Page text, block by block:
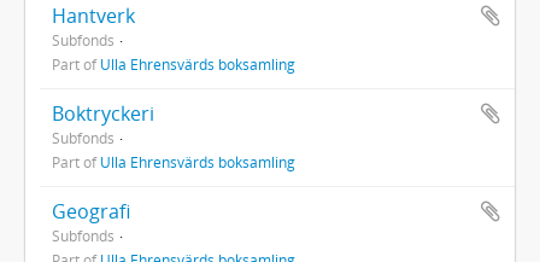
Hantverk
Subfonds
Part ofUlla Ehrensvärds boksamling
Boktryckeri
Subfonds
Part ofUlla Ehrensvärds boksamling
Geografi
Subfonds